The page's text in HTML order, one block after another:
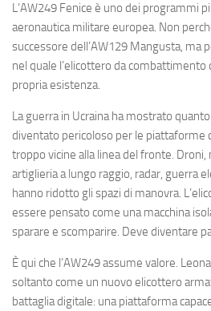
Incidenti
Eventi
L’AW249 Fenice è uno dei programmi
aeronautica militare europea. Non
successore dell’AW129 Mangusta, ma
nel quale l’elicottero da
propria esistenza.
La guerra in Ucraina ha mostrato
diventato pericoloso per le piattaforme
troppo vicine alla linea del fronte. Droni,
artiglieria a lungo raggio, radar, guerra
hanno ridotto gli spazi di manovra.
essere pensato come una macchina
sparare e scomparire. Deve diventare
È qui che l’AW249 assume valore.
soltanto come un nuovo elicottero
battaglia digitale: una piattaforma